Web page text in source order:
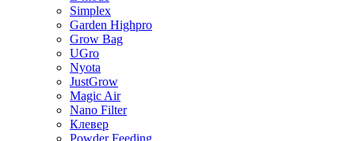
Simplex
Garden Highpro
Grow Bag
UGro
Nyota
JustGrow
Magic Air
Nano Filter
Клевер
Powder Feeding